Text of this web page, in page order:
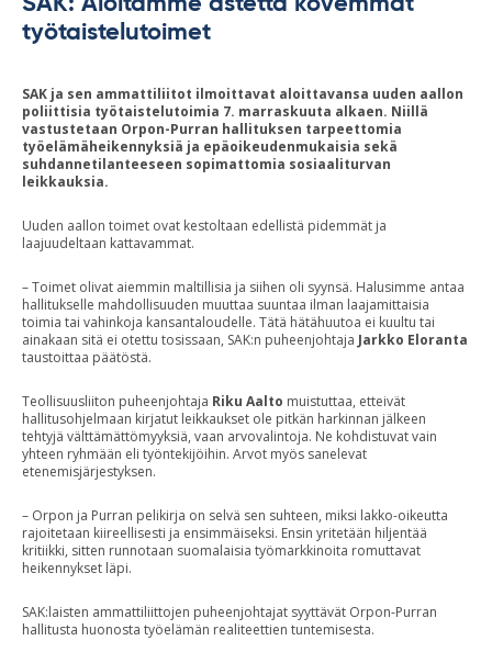
työtaistelutoimet
SAK ja sen ammattiliitot ilmoittavat aloittavansa uuden aallon
poliittisia työtaistelutoimia 7. marraskuuta alkaen. Niillä
vastustetaan Orpon-Purran hallituksen tarpeettomia
työelämäheikennyksiä ja epäoikeudenmukaisia sekä
suhdannetilanteeseen sopimattomia sosiaaliturvan
leikkauksia.
Uuden aallon toimet ovat kestoltaan edellistä pidemmät ja
laajuudeltaan kattavammat.
– Toimet olivat aiemmin maltillisia ja siihen oli syynsä. Halusimme antaa
hallitukselle mahdollisuuden muuttaa suuntaa ilman laajamittaisia
toimia tai vahinkoja kansantaloudelle. Tätä hätähuutoa ei kuultu tai
ainakaan sitä ei otettu tosissaan, SAK:n puheenjohtaja Jarkko Eloranta
taustoittaa päätöstä.
Teollisuusliiton puheenjohtaja Riku Aalto muistuttaa, etteivät
hallitusohjelmaan kirjatut leikkaukset ole pitkän harkinnan jälkeen
tehtyjä välttämättömyyksiä, vaan arvovalintoja. Ne kohdistuvat vain
yhteen ryhmään eli työntekijöihin. Arvot myös sanelevat
etenemisjärjestyksen.
– Orpon ja Purran pelikirja on selvä sen suhteen, miksi lakko-oikeutta
rajoitetaan kiireellisesti ja ensimmäiseksi. Ensin yritetään hiljentää
kritiikki, sitten runnotaan suomalaisia työmarkkinoita romuttavat
heikennykset läpi.
SAK:laisten ammattiliittojen puheenjohtajat syyttävät Orpon-Purran
hallitusta huonosta työelämän realiteettien tuntemisesta.